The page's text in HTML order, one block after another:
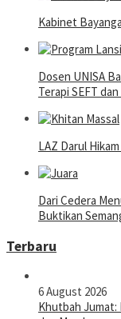
Kabinet
Dosen UNISA
Terapi SEFT
LAZ Darul
Dari Cedera
Buktikan
Terbaru
6 August 2026
Khutbah Jumat: